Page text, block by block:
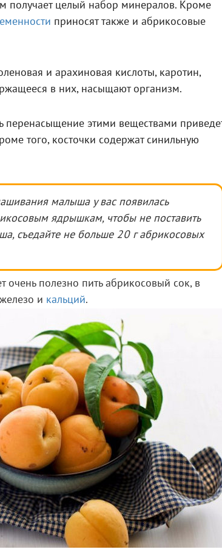
получает целый набор минералов. Кроме
приносят также и абрикосовые
и арахиновая кислоты, каротин,
в них, насыщают организм.
перенасыщение этими веществами
того, косточки содержат синильную
малыша у вас появилась
ядрышкам, чтобы не поставить
съедайте не больше 20 г абрикосовых
очень полезно пить абрикосовый сок, в
и кальций.